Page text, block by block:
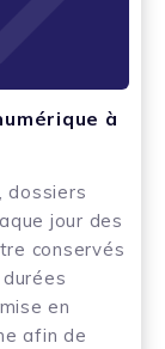
à
dossiers
jour des
conservés
en
afin de